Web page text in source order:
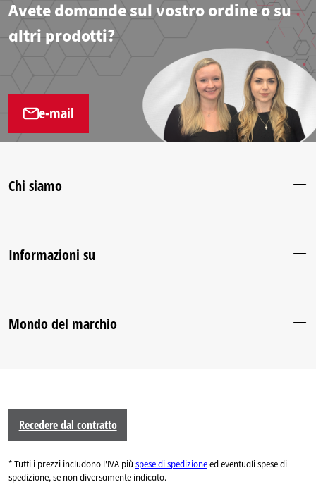
Avete domande sul vostro ordine o su
altri prodotti?
e-mail
Chi siamo
Informazioni su
Mondo del marchio
Recedere dal contratto
* Tutti i prezzi includono l'IVA più spese di spedizioneed eventuali spese di
spedizione, se non diversamente indicato.